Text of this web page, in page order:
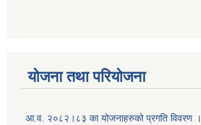
योजना तथा परियोजना
आ.व. २०८२।८३ का योजनाहरुको प्रगति विवरण ।